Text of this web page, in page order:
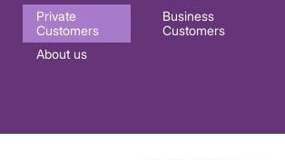
Основная
навигация
Private
Customers
Business
Customers
About us